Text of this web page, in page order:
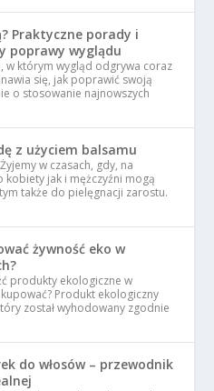
Praktyczne porady i
poprawy wyglądu
w którym wygląd odgrywa coraz
się, jak poprawić swoją
o stosowanie najnowszych
z użyciem balsamu
w czasach, gdy, na
kobiety jak i mężczyźni mogą
także do pielęgnacji zarostu.
żywność eko w
produkty ekologiczne w
Produkt ekologiczny
został wyhodowany zgodnie
do włosów – przewodnik